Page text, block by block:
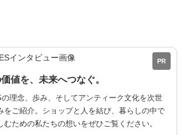
PR
値を、未来へつなぐ。
理念、歩み、そしてアンティーク文化を次世
をご紹介。ショップと人を結び、暮らしの中で
むための私たちの想いをぜひご覧ください。